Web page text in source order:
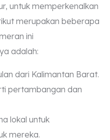
untuk memperkenalkan
merupakan beberapa
ini
adalah:
dari Kalimantan Barat.
pertambangan dan
lokal untuk
mereka.